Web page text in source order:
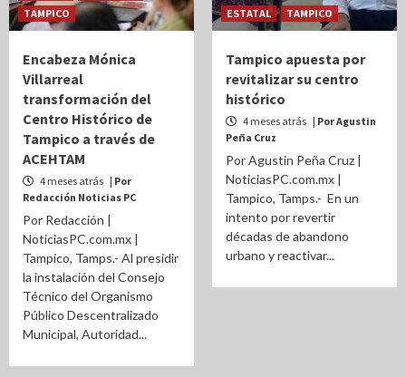
TAMPICO
Encabeza Mónica
Villarreal
transformación del
Centro Histórico de
Tampico a través de
ACEHTAM
4 meses atrás | Por
Redacción Noticias PC
Por Redacción |
NoticiasPC.com.mx |
Tampico, Tamps.- Al presidir
la instalación del Consejo
Técnico del Organismo
Público Descentralizado
Municipal, Autoridad...
ESTATAL TAMPICO
Tampico apuesta por
revitalizar su centro
histórico
4 meses atrás | Por Agustin
Peña Cruz
Por Agustin Peña Cruz |
NoticiasPC.com.mx |
Tampico, Tamps.- En un
intento por revertir
décadas de abandono
urbano y reactivar...